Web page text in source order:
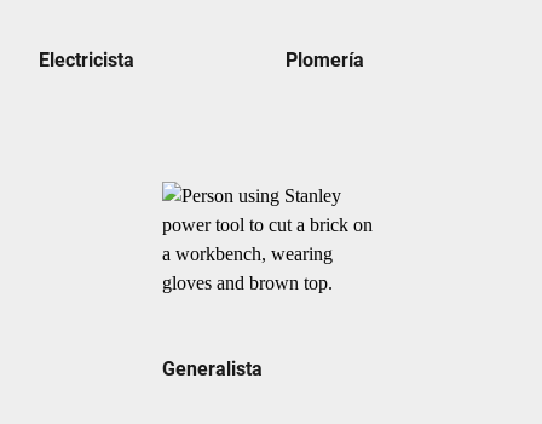
Electricista Plomería
Generalista